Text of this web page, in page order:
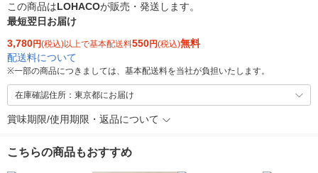
この商品はLOHACOが販売・発送します。
最短翌日お届け
3,780円(税込)以上で基本配送料550円(税込)無料
配送料について
※一部の商品につきましては、基本配送料を当社が負担いたします。
在庫確認住所：東京都にお届け
賞味期限/使用期限・返品について
こちらの商品もおすすめ